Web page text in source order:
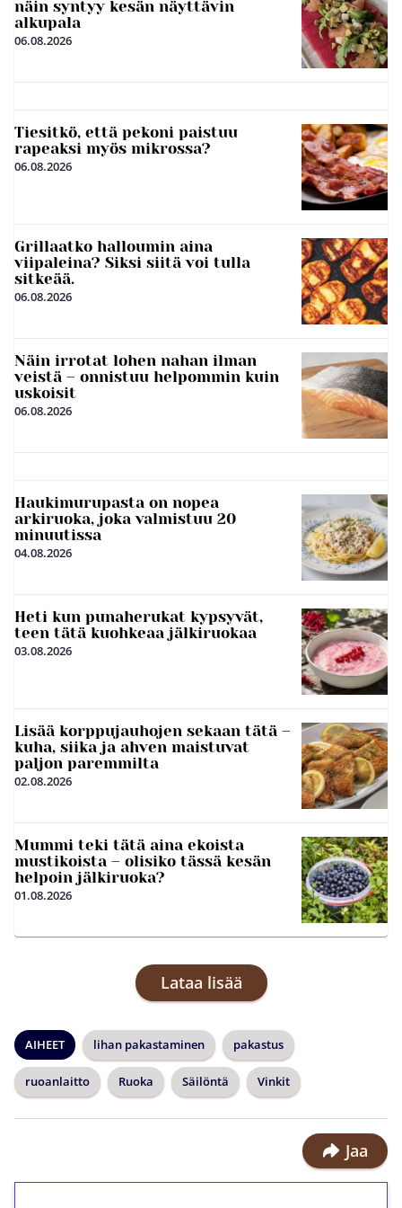
näin syntyy kesän näyttävin
alkupala
06.08.2026
Tiesitkö, että pekoni paistuu
rapeaksi myös mikrossa?
06.08.2026
Grillaatko halloumin aina
viipaleina? Siksi siitä voi tulla
sitkeää.
06.08.2026
Näin irrotat lohen nahan ilman
veistä – onnistuu helpommin kuin
uskoisit
06.08.2026
Haukimurupasta on nopea
arkiruoka, joka valmistuu 20
minuutissa
04.08.2026
Heti kun punaherukat kypsyvät,
teen tätä kuohkeaa jälkiruokaa
03.08.2026
Lisää korppujauhojen sekaan tätä –
kuha, siika ja ahven maistuvat
paljon paremmilta
02.08.2026
Mummi teki tätä aina ekoista
mustikoista – olisiko tässä kesän
helpoin jälkiruoka?
01.08.2026
Lataa lisää
AIHEET lihan pakastaminen pakastus
ruoanlaitto Ruoka Säilöntä Vinkit
Jaa